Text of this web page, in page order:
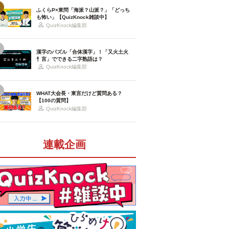
ふくらP×東問「海派？山派？」「どっち
も怖い」【QuizKnock雑談中】
QuizKnock編集部
漢字のパズル「合体漢字」！「又火土火
忄言」でできる二字熟語は？
QuizKnock編集部
WHAT大会長・東言だけど質問ある？
【100の質問】
QuizKnock編集部
連載企画